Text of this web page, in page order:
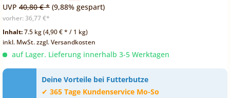
UVP 40,80 € * (9,88% gespart)
vorher: 36,77 €*
Inhalt:7.5 kg (4,90 € * / 1 kg)
inkl. MwSt.zzgl. Versandkosten
auf Lager. Lieferung innerhalb 3-5 Werktagen
Deine Vorteile bei Futterbutze
✔ 365 Tage Kundenservice Mo-So